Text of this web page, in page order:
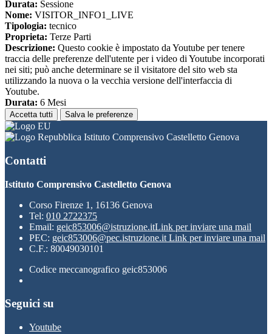
Durata: Sessione
Nome: VISITOR_INFO1_LIVE
Tipologia: tecnico
Proprieta: Terze Parti
Descrizione: Questo cookie è impostato da Youtube per tenere
traccia delle preferenze dell'utente per i video di Youtube incorporati
nei siti; può anche determinare se il visitatore del sito web sta
utilizzando la nuova o la vecchia versione dell'interfaccia di
Youtube.
Durata: 6 Mesi
Accetta tutti Salva le preferenze
Istituto Comprensivo Castelletto Genova
Contatti
Istituto Comprensivo Castelletto Genova
Corso Firenze 1, 16136 Genova
Tel: 010 2722375
Email: geic853006@istruzione.itLink per inviare una mail
PEC: geic853006@pec.istruzione.it Link per inviare una mail
C.F.: 80049030101
Codice meccanografico geic853006
Seguici su
Youtube